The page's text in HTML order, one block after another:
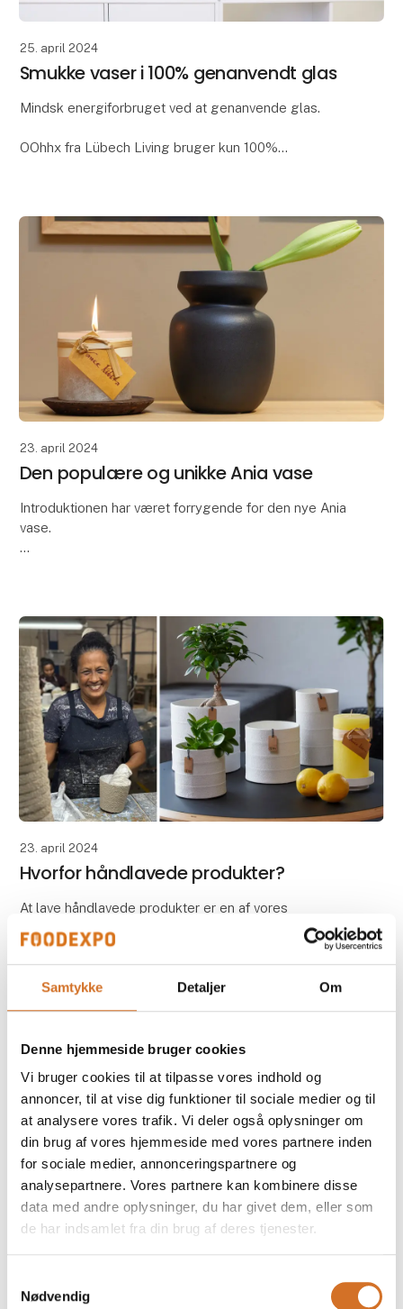
Samtykke Detaljer Om
Denne hjemmeside bruger cookies
Vi bruger cookies til at tilpasse vores indhold og
annoncer, til at vise dig funktioner til sociale medier og til
at analysere vores trafik. Vi deler også oplysninger om
din brug af vores hjemmeside med vores partnere inden
for sociale medier, annonceringspartnere og
analysepartnere. Vores partnere kan kombinere disse
data med andre oplysninger, du har givet dem, eller som
de har indsamlet fra din brug af deres tjenester.
Nødvendig
25. april 2024
Smukke vaser i 100% genanvendt glas
Mindsk energiforbruget ved at genanvende glas.
OOhhx fra Lübech Living bruger kun 100%
23. april 2024
Den populære og unikke Ania vase
Introduktionen har været forrygende for den nye Ania
vase.
Ania vasen er kendetegnet ved sit smu
23. april 2024
Hvorfor håndlavede produkter?
At lave håndlavede produkter er en af vores
prioriteter.
At vælge håndlavede produkter er ikke kun en
investering i et smukt og unikt produkt, men også en
måde at støtte håndværk, kultur og bæredyg